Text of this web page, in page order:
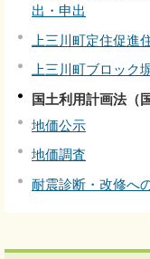
出・申出
上三川町定住促進
上三川町ブロック
国土利用計画法（
地価公示
地価調査
耐震診断・改修へ